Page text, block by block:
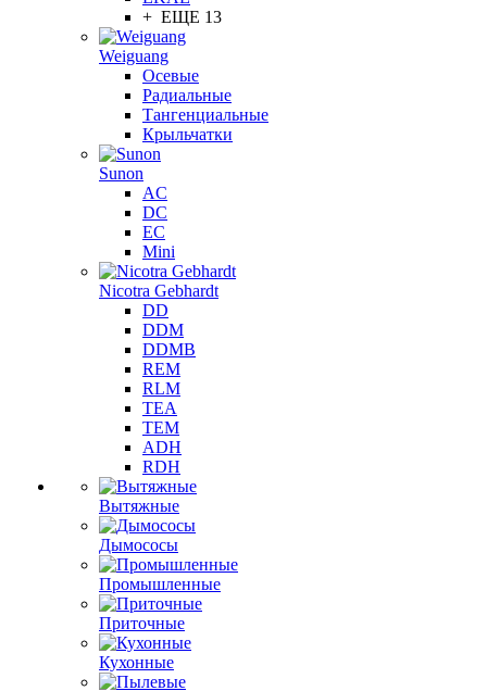
+ ЕЩЕ 13
Weiguang
Осевые
Радиальные
Тангенциальные
Крыльчатки
Sunon
AC
DC
EC
Mini
Nicotra Gebhardt
DD
DDM
DDMB
REM
RLM
TEA
TEM
ADH
RDH
Вытяжные
Дымососы
Промышленные
Приточные
Кухонные